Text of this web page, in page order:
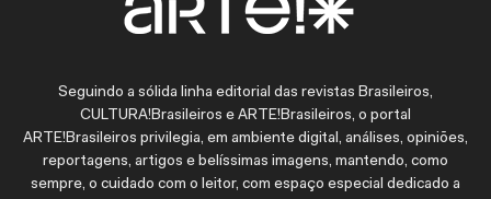
Seguindo a sólida linha editorial das revistas Brasileiros,
CULTURA!Brasileiros e ARTE!Brasileiros, o portal
ARTE!Brasileiros privilegia, em ambiente digital, análises, opiniões,
reportagens, artigos e belíssimas imagens, mantendo, como
sempre, o cuidado com o leitor, com espaço especial dedicado a